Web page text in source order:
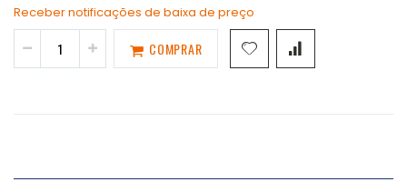
Receber notificações de baixa de preço
COMPRAR